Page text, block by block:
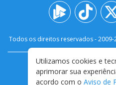
Todos os direitos reservados - 2009-
FALE
TERMOS E
Utilizamos cookies e
aprimorar sua
acordo com o Aviso de